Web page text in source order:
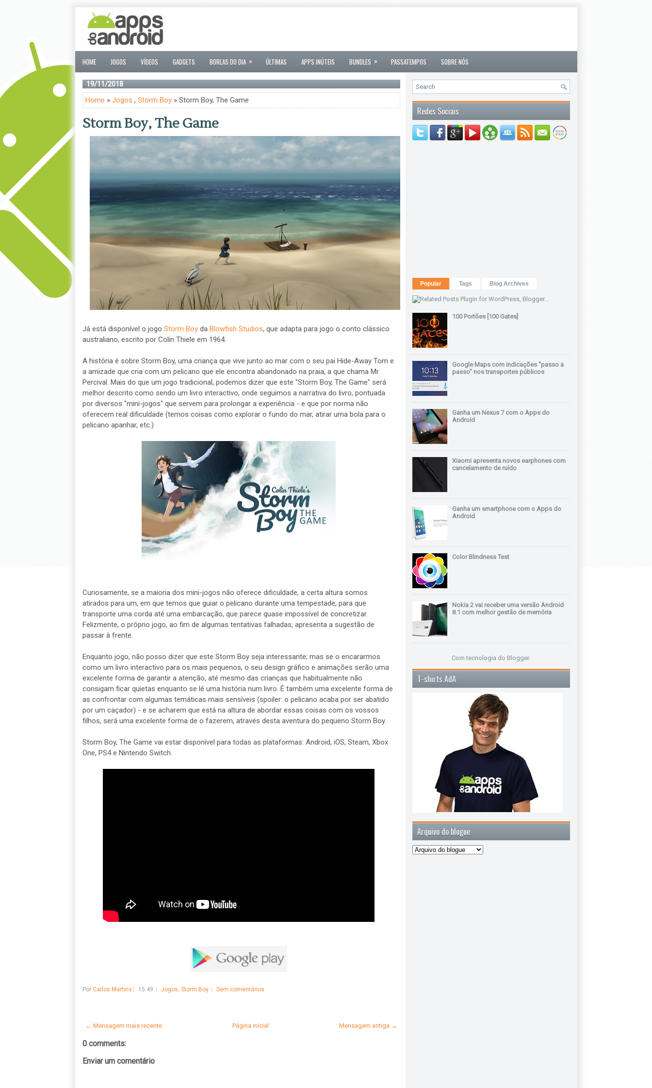
HOME JOGOS VÍDEOS GADGETS BORLAS DO DIA » ÚLTIMAS APPS INÚTEIS BUNDLES » PASSATEMPOS SOBRE NÓS
19/11/2018
Home » Jogos , Storm Boy» Storm Boy, The Game
Storm Boy, The Game
Já está disponível o jogo Storm Boyda Blowfish Studios, que adapta para jogo o conto clássico
australiano, escrito por Colin Thiele em 1964.
A história é sobre Storm Boy, uma criança que vive junto ao mar com o seu pai Hide-Away Tom e
a amizade que cria com um pelicano que ele encontra abandonado na praia, a que chama Mr.
Percival. Mais do que um jogo tradicional, podemos dizer que este "Storm Boy, The Game" será
melhor descrito como sendo um livro interactivo, onde seguimos a narrativa do livro, pontuada
por diversos "mini-jogos" que servem para prolongar a experiência - e que por norma não
oferecem real dificuldade (temos coisas como explorar o fundo do mar, atirar uma bola para o
pelicano apanhar, etc.)
Curiosamente, se a maioria dos mini-jogos não oferece dificuldade, a certa altura somos
atirados para um, em que temos que guiar o pelicano durante uma tempestade, para que
transporte uma corda até uma embarcação, que parece quase impossível de concretizar.
Felizmente, o próprio jogo, ao fim de algumas tentativas falhadas, apresenta a sugestão de
passar à frente.
Enquanto jogo, não posso dizer que este Storm Boy seja interessante; mas se o encararmos
como um livro interactivo para os mais pequenos, o seu design gráfico e animações serão uma
excelente forma de garantir a atenção, até mesmo das crianças que habitualmente não
consigam ficar quietas enquanto se lê uma história num livro. É também uma excelente forma de
as confrontar com algumas temáticas mais sensíveis (spoiler: o pelicano acaba por ser abatido
por um caçador) - e se acharem que está na altura de abordar essas coisas com os vossos
filhos, será uma excelente forma de o fazerem, através desta aventura do pequeno Storm Boy.
Storm Boy, The Game vai estar disponível para todas as plataformas: Android, iOS, Steam, Xbox
One, PS4 e Nintendo Switch.
Por Carlos Martins 15:49 Jogos, Storm Boy Sem comentários
← Mensagem mais recente Mensagem antiga →
Página inicial
0 comments:
Enviar um comentário
Redes Sociais
Popular Tags Blog Archives
100 Portões [100 Gates]
Google Maps com indicações "passo a
passo" nos transportes públicos
Ganha um Nexus 7 com o Apps do
Android
Xiaomi apresenta novos earphones com
cancelamento de ruído
Ganha um smartphone com o Apps do
Android
Color Blindness Test
Nokia 2 vai receber uma versão Android
8.1 com melhor gestão de memória
Com tecnologia do Blogger.
T-shirts AdA
Arquivo do blogue